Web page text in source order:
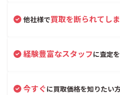
他社様で買取を断られてし
経験豊富なスタッフに査定
今すぐに買取価格を知りたい